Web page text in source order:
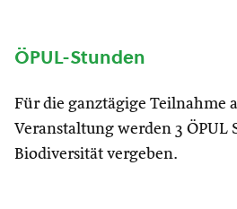
ÖPUL-Stunden
Für die ganztägige Teilnahme
Veranstaltung werden 3 ÖPUL
Biodiversität vergeben.